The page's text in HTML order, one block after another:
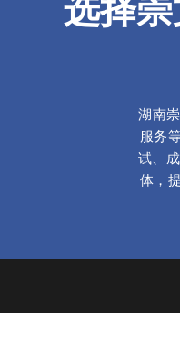
选择
湖南
服务
试、
体，